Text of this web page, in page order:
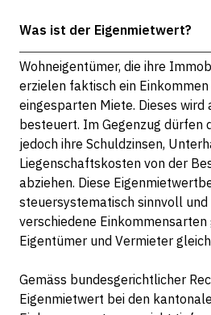
Was ist der Eigenmietwert?
Wohneigentümer, die ihre
erzielen faktisch ein
eingesparten Miete. Dieses wird
besteuert. Im Gegenzug dürfen
jedoch ihre Schuldzinsen,
Liegenschaftskosten von der
abziehen. Diese
steuersystematisch sinnvoll und
verschiedene
Eigentümer und Vermieter
Gemäss bundesgerichtlicher
Eigenmietwert bei den